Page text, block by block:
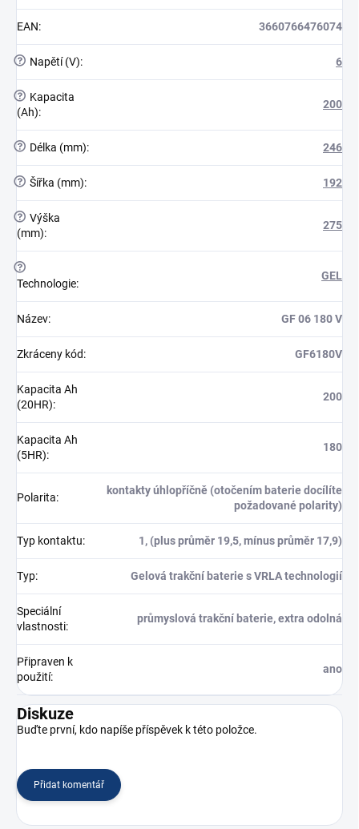
EAN: 3660766476074
? Napětí (V): 6
?
Kapacita
(Ah):
200
? Délka (mm): 246
? Šířka (mm): 192
? Výška
(mm):
275
?
Technologie:
GEL
Název: GF 06 180 V
Zkráceny kód: GF6180V
Kapacita Ah
(20HR):
200
Kapacita Ah
(5HR):
180
Polarita:
kontakty úhlopříčně (otočením baterie docílíte
požadované polarity)
Typ kontaktu: 1, (plus průměr 19,5, mínus průměr 17,9)
Typ: Gelová trakční baterie s VRLA technologií
Speciální
vlastnosti:
průmyslová trakční baterie, extra odolná
Připraven k
použití:
ano
Diskuze
Buďte první, kdo napíše příspěvek k této položce.
Přidat komentář